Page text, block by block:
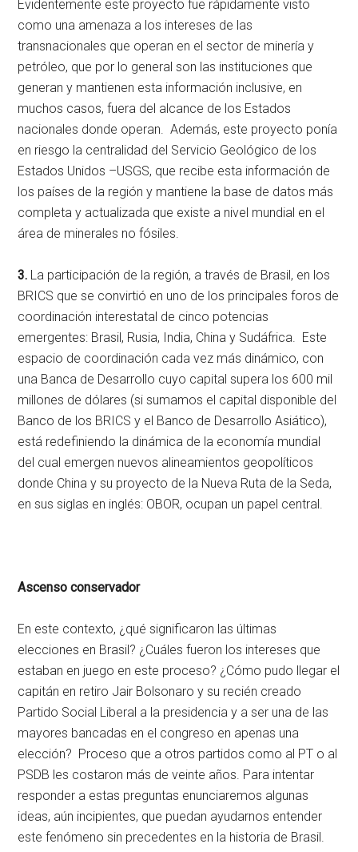
Evidentemente este proyecto fue rápidamente visto
como una amenaza a los intereses de las
transnacionales que operan en el sector de minería y
petróleo, que por lo general son las instituciones que
generan y mantienen esta información inclusive, en
muchos casos, fuera del alcance de los Estados
nacionales donde operan. Además, este proyecto ponía
en riesgo la centralidad del Servicio Geológico de los
Estados Unidos –USGS, que recibe esta información de
los países de la región y mantiene la base de datos más
completa y actualizada que existe a nivel mundial en el
área de minerales no fósiles.
3. La participación de la región, a través de Brasil, en los
BRICS que se convirtió en uno de los principales foros de
coordinación interestatal de cinco potencias
emergentes: Brasil, Rusia, India, China y Sudáfrica. Este
espacio de coordinación cada vez más dinámico, con
una Banca de Desarrollo cuyo capital supera los 600 mil
millones de dólares (si sumamos el capital disponible del
Banco de los BRICS y el Banco de Desarrollo Asiático),
está redefiniendo la dinámica de la economía mundial
del cual emergen nuevos alineamientos geopolíticos
donde China y su proyecto de la Nueva Ruta de la Seda,
en sus siglas en inglés: OBOR, ocupan un papel central.
Ascenso conservador
En este contexto, ¿qué significaron las últimas
elecciones en Brasil? ¿Cuáles fueron los intereses que
estaban en juego en este proceso? ¿Cómo pudo llegar el
capitán en retiro Jair Bolsonaro y su recién creado
Partido Social Liberal a la presidencia y a ser una de las
mayores bancadas en el congreso en apenas una
elección? Proceso que a otros partidos como al PT o al
PSDB les costaron más de veinte años. Para intentar
responder a estas preguntas enunciaremos algunas
ideas, aún incipientes, que puedan ayudarnos entender
este fenómeno sin precedentes en la historia de Brasil.